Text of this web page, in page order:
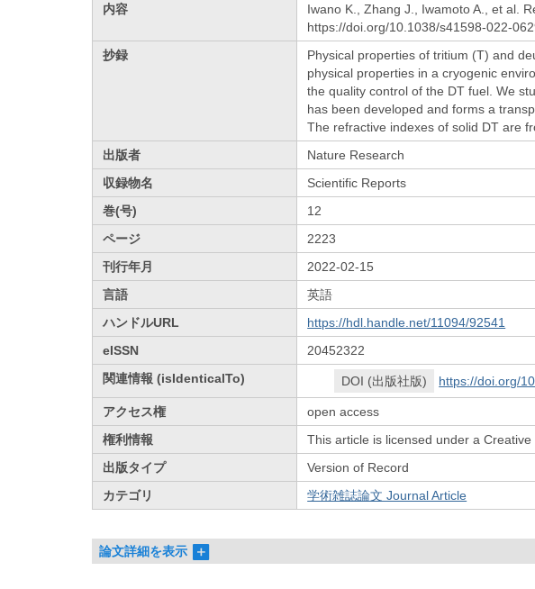
内容
Iwano K., Zhang J., Iwamoto A., et al.
https://doi.org/10.1038/s41598-022-
抄録
Physical properties of tritium (T) and
physical properties in a cryogenic
the quality control of the DT fuel. We
has been developed and forms a
The refractive indexes of solid DT are
出版者
Nature Research
収録物名
Scientific Reports
巻(号)
12
ページ
2223
刊行年月
2022-02-15
言語
英語
ハンドルURL
https://hdl.handle.net/11094/92541
eISSN
20452322
関連情報 (isIdenticalTo)
DOI (出版社版) https://doi.org/
アクセス権
open access
権利情報
This article is licensed under a
出版タイプ
Version of Record
カテゴリ
学術雑誌論文 Journal Article
論文詳細を表示